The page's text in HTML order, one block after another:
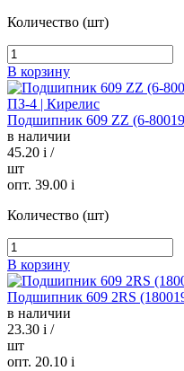
Количество (шт)
В корзину
Подшипник 609 ZZ (6-
в наличии
45.20 i /
шт
опт. 39.00 i
Количество (шт)
В корзину
Подшипник 609 2RS
в наличии
23.30 i /
шт
опт. 20.10 i